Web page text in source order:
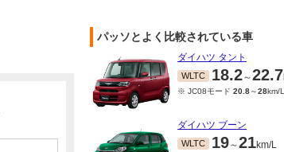
パッソとよく比較されている車
ダイハツ タント
WLTC 18.2～22.7
※ JC08モード 20.8～28km/L
ダイハツ ブーン
WLTC 19～21km/L